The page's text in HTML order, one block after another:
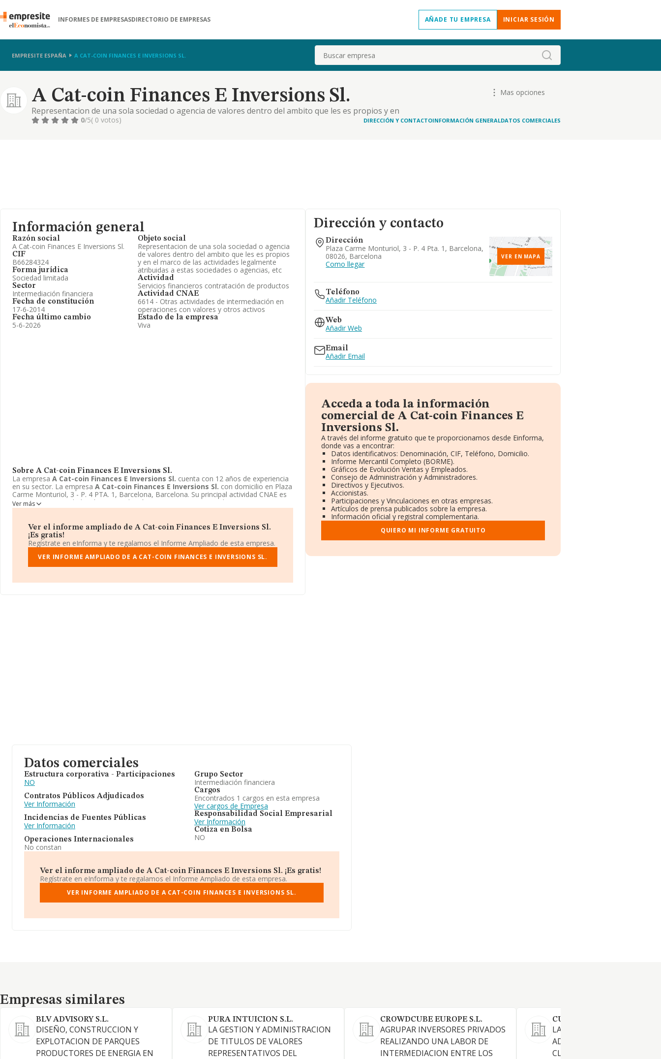
INFORMES DE EMPRESASDIRECTORIO DE EMPRESAS AÑADE TU EMPRESA INICIAR SESIÓN
EMPRESITE ESPAÑA A CAT-COIN FINANCES E INVERSIONS SL. Buscar
A Cat-coin Finances E Inversions Sl.
Representacion de una sola sociedad o agencia de valores dentro del ambito que les es propios y en
el marco de las actividades legalmente atribuidas a estas sociedades o agencias, etc
Mas opciones
0/5( 0 votos) DIRECCIÓN Y CONTACTOINFORMACIÓN GENERALDATOS COMERCIALES
Información general
Razón social
A Cat-coin Finances E Inversions Sl.
CIF
B66284324
Forma jurídica
Sociedad limitada
Sector
Intermediación financiera
Fecha de constitución
17-6-2014
Fecha último cambio
5-6-2026
Objeto social
Representacion de una sola sociedad o agencia
de valores dentro del ambito que les es propios
y en el marco de las actividades legalmente
atribuidas a estas sociedades o agencias, etc
Actividad
Servicios financieros contratación de productos
Actividad CNAE
6614 - Otras actividades de intermediación en
operaciones con valores y otros activos
Estado de la empresa
Viva
Sobre A Cat-coin Finances E Inversions Sl.
La empresa A Cat-coin Finances E Inversions Sl. cuenta con 12 años de experiencia
en su sector. La empresa A Cat-coin Finances E Inversions Sl. con domicilio en Plaza
Carme Monturiol, 3 - P. 4 PTA. 1, Barcelona, Barcelona. Su principal actividad CNAE es
6614 - Otras actividades de intermediación en operaciones con valores y otros activos.
La empresaA Cat-coin Finances E Inversions Sl.está inscrita como Sociedad
Ver más
Ver el informe ampliado de A Cat-coin Finances E Inversions Sl.
¡Es gratis!
Regístrate en eInforma y te regalamos el Informe Ampliado de esta empresa.
VER INFORME AMPLIADO DE A CAT-COIN FINANCES E INVERSIONS SL.
Dirección y contacto
Dirección
Plaza Carme Monturiol, 3 - P. 4 Pta. 1, Barcelona,
08026, Barcelona
Como llegar
VER EN MAPA
Teléfono
Añadir Teléfono
Web
Añadir Web
Email
Añadir Email
Acceda a toda la información
comercial de A Cat-coin Finances E
Inversions Sl.
A través del informe gratuito que te proporcionamos desde Einforma,
donde vas a encontrar:
Datos identificativos: Denominación, CIF, Teléfono, Domicilio.
Informe Mercantil Completo (BORME).
Gráficos de Evolución Ventas y Empleados.
Consejo de Administración y Administradores.
Directivos y Ejecutivos.
Accionistas.
Participaciones y Vinculaciones en otras empresas.
Artículos de prensa publicados sobre la empresa.
Información oficial y registral complementaria.
QUIERO MI INFORME GRATUITO
Datos comerciales
Estructura corporativa - Participaciones
NO
Contratos Públicos Adjudicados
Ver Información
Incidencias de Fuentes Públicas
Ver Información
Operaciones Internacionales
No constan
Grupo Sector
Intermediación financiera
Cargos
Encontrados 1 cargos en esta empresa
Ver cargos de Empresa
Responsabilidad Social Empresarial
Ver Información
Cotiza en Bolsa
NO
Ver el informe ampliado de A Cat-coin Finances E Inversions Sl. ¡Es gratis!
Regístrate en eInforma y te regalamos el Informe Ampliado de esta empresa.
VER INFORME AMPLIADO DE A CAT-COIN FINANCES E INVERSIONS SL.
Empresas similares
Empresas similares
BLV ADVISORY S.L.
DISEÑO, CONSTRUCCION Y
EXPLOTACION DE PARQUES
PRODUCTORES DE ENERGIA EN
PURA INTUICION S.L.
LA GESTION Y ADMINISTRACION
DE TITULOS DE VALORES
REPRESENTATIVOS DEL
CROWDCUBE EUROPE S.L.
AGRUPAR INVERSORES PRIVADOS
REALIZANDO UNA LABOR DE
INTERMEDIACION ENTRE LOS
CUSINE BUSINESS GROUP
LA TENENCIA, GESTION Y
ADMINISTRACION DE TODA
CLASE DE ACCIONES,